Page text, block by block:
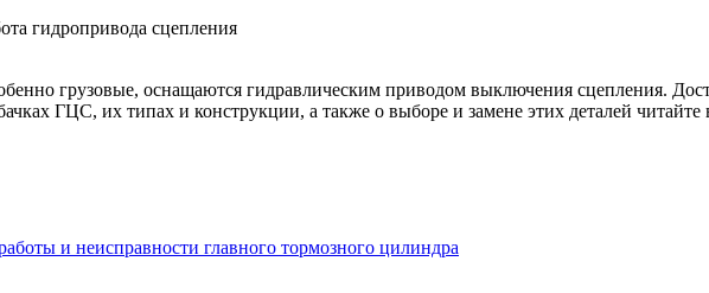
гидропривода сцепления
грузовые, оснащаются гидравлическим приводом выключения сцепления.
ГЦС, их типах и конструкции, а также о выборе и замене этих деталей читайте
и неисправности главного тормозного цилиндра